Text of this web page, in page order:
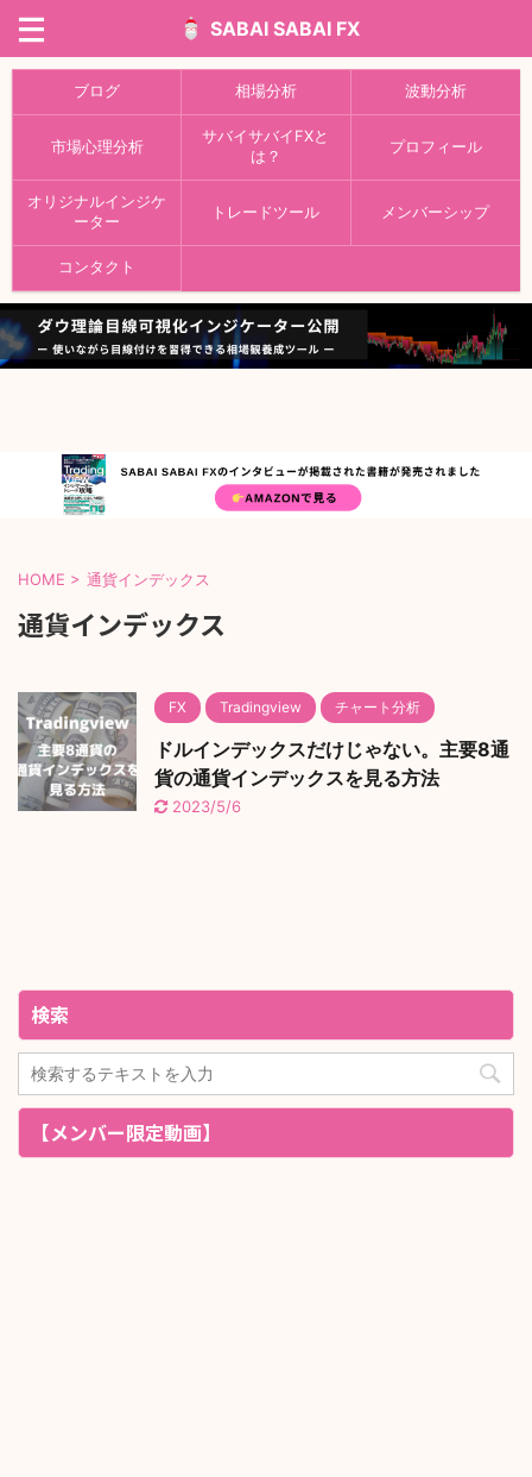
SABAI SABAI FX
ブログ 相場分析 波動分析
市場心理分析
サバイサバイFXと
は？
プロフィール
オリジナルインジケ
ーター
トレードツール メンバーシップ
コンタクト
HOME > 通貨インデックス
通貨インデックス
FX Tradingview チャート分析
ドルインデックスだけじゃない。主要8通
貨の通貨インデックスを見る方法
2023/5/6
検索
【メンバー限定動画】